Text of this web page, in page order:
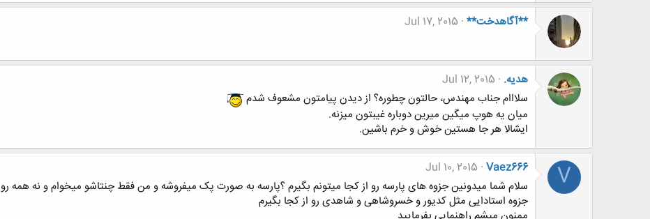
**آگاهدخت** Jul 17, 2015
هدیه. Jul 12, 2015
سلااام جناب مهندس، حالتون چطوره؟ از دیدن پیامتون مشعوف شدم
میان یه هوپ میگین میرین دوباره غیبتون میزنه.
ایشالا هر جا هستین خوش و خرم باشین.
V
Vaez666
Jul 10, 2015
سلام شما میدونین جزوه های پارسه رو از کجا میتونم بگیرم ؟پارسه به صورت پک میفروشه و من فقط چنتاشو میخوام و نه همه رو
جزوه استادایی مثل کدیور و خسروشاهی و شاهدی رو از کجا بگیرم